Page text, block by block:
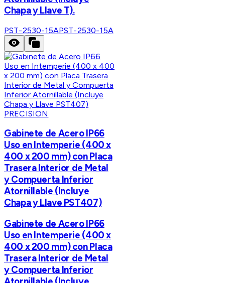
Chapa y Llave T).
PST-2530-15APST-2530-15A
PRECISION
Gabinete de Acero IP66
Uso en Intemperie (400 x
400 x 200 mm) con Placa
Trasera Interior de Metal
y Compuerta Inferior
Atornillable (Incluye
Chapa y Llave PST407)
Gabinete de Acero IP66
Uso en Intemperie (400 x
400 x 200 mm) con Placa
Trasera Interior de Metal
y Compuerta Inferior